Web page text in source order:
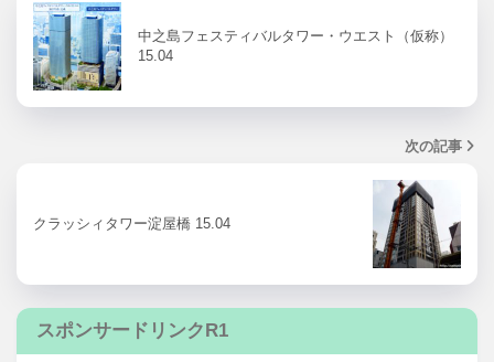
中之島フェスティバルタワー・ウエスト（仮称）
15.04
次の記事
クラッシィタワー淀屋橋 15.04
スポンサードリンクR1